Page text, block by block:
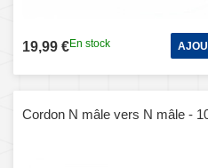
19,99 €En stock
Cordon N mâle vers N mâle -